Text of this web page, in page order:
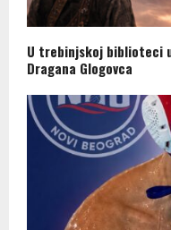
U trebinjskoj biblioteci
Dragana Glogovca